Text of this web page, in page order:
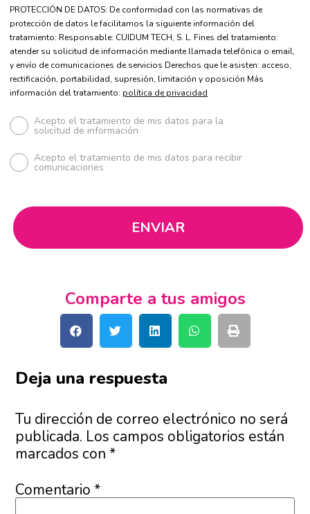
PROTECCIÓN DE DATOS: De conformidad con las normativas de
protección de datos le facilitamos la siguiente información del
tratamiento: Responsable: CUIDUM TECH, S. L. Fines del tratamiento:
atender su solicitud de información mediante llamada telefónica o email,
y envío de comunicaciones de servicios Derechos que le asisten: acceso,
rectificación, portabilidad, supresión, limitación y oposición Más
información del tratamiento: política de privacidad
Acepto el tratamiento de mis datos para la
solicitud de información
Acepto el tratamiento de mis datos para recibir
comunicaciones
Comparte a tus amigos
Deja una respuesta
Tu dirección de correo electrónico no será
publicada. Los campos obligatorios están
marcados con*
Comentario*